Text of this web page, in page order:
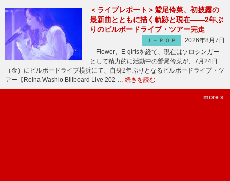
＜ライブレポート＞鷲尾伶菜、初披露の
最新曲とともに描く軌跡と現在――2年ぶ
りのビルボードライブ・ツアー完走
Ｊ－ＰＯＰ
2026年8月7日
Flower、E-girlsを経て、現在はソロシンガー
として精力的に活動中の鷲尾伶菜が、7月24日
（金）にビルボードライブ横浜にて、自身2年ぶりとなるビルボードライブ・ツ
アー【Reina Washio Billboard Live 202 … 続きを読む
more »